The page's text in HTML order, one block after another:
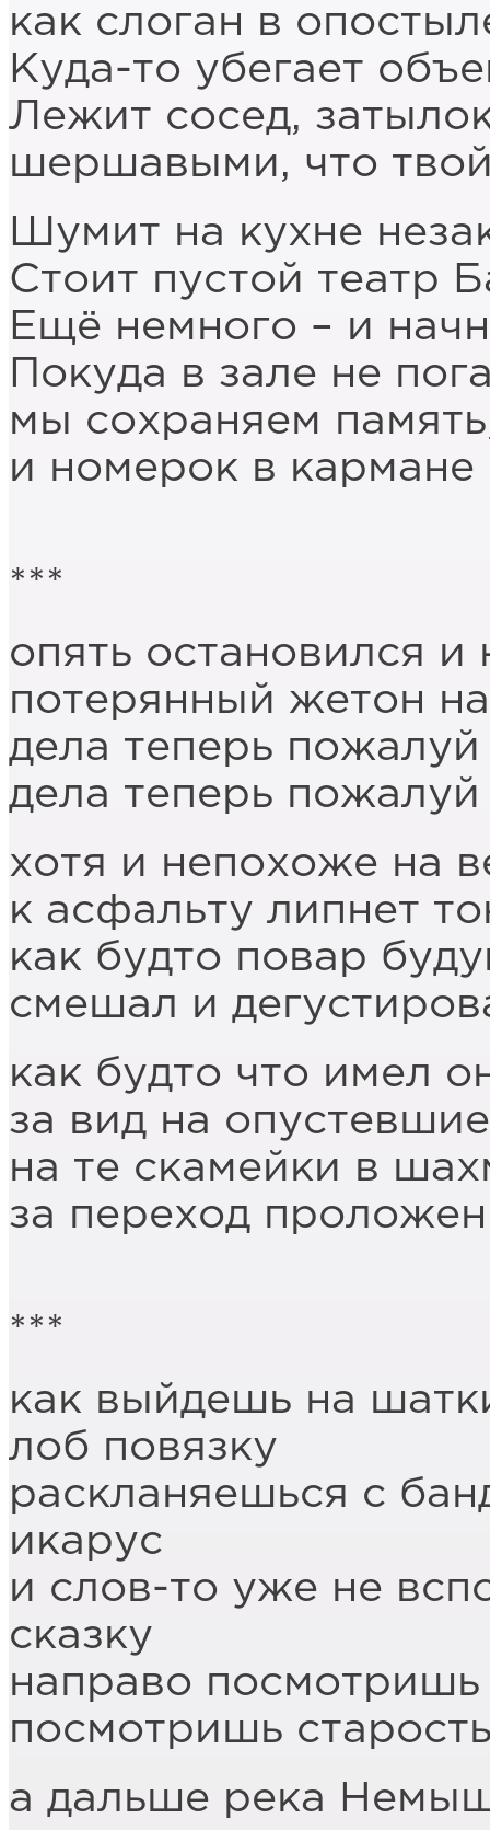
как слоган в
Куда-то убегает
Лежит сосед,
шершавыми, что
Шумит на кухне
Стоит пустой театр
Ещё немного – и
Покуда в зале не
мы сохраняем
и номерок в кармане
***
опять остановился и
потерянный жетон
дела теперь
дела теперь
хотя и непохоже на
к асфальту липнет
как будто повар
смешал и
как будто что имел
за вид на
на те скамейки в
за переход
***
как выйдешь на
лоб повязку
раскланяешься с
икарус
и слов-то уже не
сказку
направо посмотришь
посмотришь
а дальше река